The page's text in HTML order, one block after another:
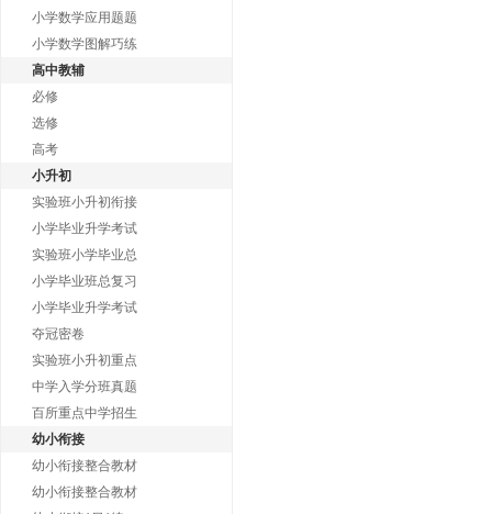
小学数学应用题题
小学数学图解巧练
高中教辅
必修
选修
高考
小升初
实验班小升初衔接
小学毕业升学考试
实验班小学毕业总
小学毕业班总复习
小学毕业升学考试
夺冠密卷
实验班小升初重点
中学入学分班真题
百所重点中学招生
幼小衔接
幼小衔接整合教材
幼小衔接整合教材